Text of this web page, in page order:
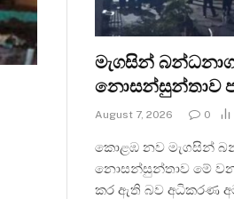
මැගසින්
නොසන්සුන්තාව
August 7, 2026 0
කොළඹ නව මැගසින්
නොසන්සුන්තාව මේ
කර ඇති බව අධිකරණ